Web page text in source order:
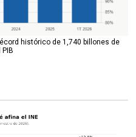
histórico de 1,740 billones de